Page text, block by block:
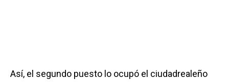
Así, el segundo puesto lo ocupó el ciudadrealeño